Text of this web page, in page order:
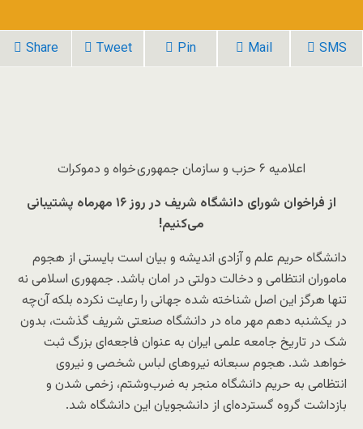
Share Tweet Pin Mail SMS
اعلامیه ۶ حزب و سازمان جمهوری خواه و دموکرات
از فراخوان شورای دانشگاه شریف در روز ۱۶ مهرماه پشتیبانی
می‌کنیم!
دانشگاه حریم علم و آزادی اندیشه و بیان است بایستی از هجوم
ماموران انتظامی و دخالت دولتی در امان باشد. جمهوری اسلامی نه
تنها هرگز این اصل شناخته شده جهانی را رعایت نکرده بلکه آن‌چه
در یکشنبه دهم مهر ماه در دانشگاه صنعتی شریف گذشت، بدون
شک در تاریخ جامعه علمی ایران به عنوان فاجعه‌ای بزرگ ثبت
خواهد شد. هجوم سبعانه نیروهای لباس شخصی و نیروی
انتظامی به حریم دانشگاه منجر به ضرب‌وشتم، زخمی شدن و
بازداشت گروه گسترده‌ای از دانشجویان این دانشگاه شد.